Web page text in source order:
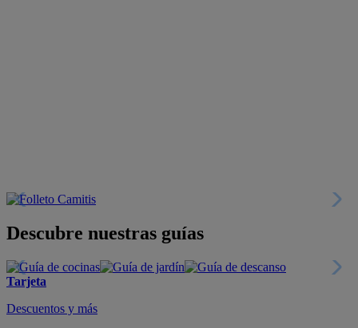
Descubre nuestras guías
Tarjeta
Descuentos y más